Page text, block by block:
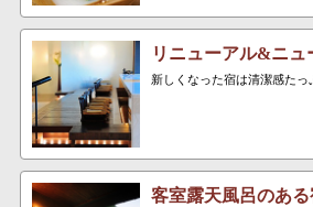
リニューアル&ニュ
新しくなった宿は清潔感たっ
客室露天風呂のある